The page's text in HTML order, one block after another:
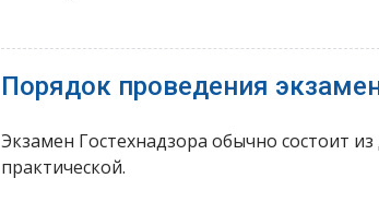
Порядок проведения
Экзамен Гостехнадзора обычно состоит
практической.